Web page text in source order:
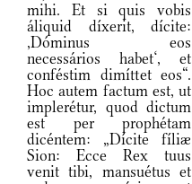
mihi. Et si quis vobis
áliquid díxerit, dícite:
,Dóminus eos
necessários habet‘, et
conféstim dimíttet eos“.
Hoc autem factum est, ut
implerétur, quod dictum
est per prophétam
dicéntem: „Dícite fíliæ
Sion: Ecce Rex tuus
venit tibi, mansuétus et